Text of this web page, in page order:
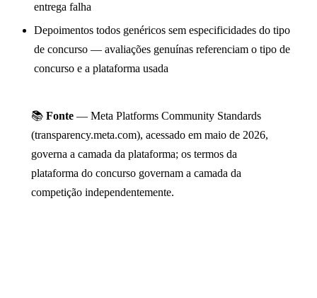
entrega falha
Depoimentos todos genéricos sem especificidades do tipo
de concurso — avaliações genuínas referenciam o tipo de
concurso e a plataforma usada
📚 Fonte — Meta Platforms Community Standards
(transparency.meta.com), acessado em maio de 2026,
governa a camada da plataforma; os termos da
plataforma do concurso governam a camada da
competição independentemente.